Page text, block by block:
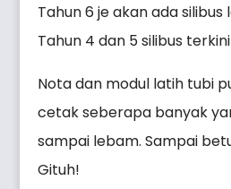
Tahun 6 je akan ada
Tahun 4 dan 5 silibus
Nota dan modul latih tubi
cetak seberapa banyak
sampai lebam. Sampai
Gituh!